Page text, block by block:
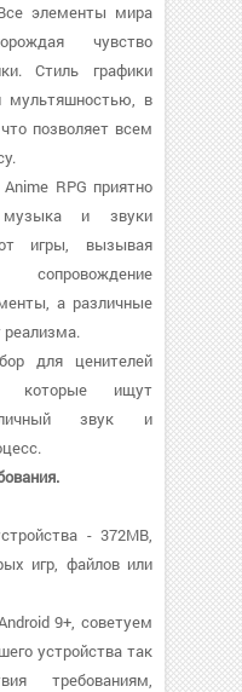
элементы мира
чувство
Стиль графики
мультяшностью, в
позволяет всем
RPG приятно
музыка и звуки
игры, вызывая
а различные
реализма.
для ценителей
которые ищут
звук и
- 372MB,
игр, файлов или
9+, советуем
устройства так
требованиям,